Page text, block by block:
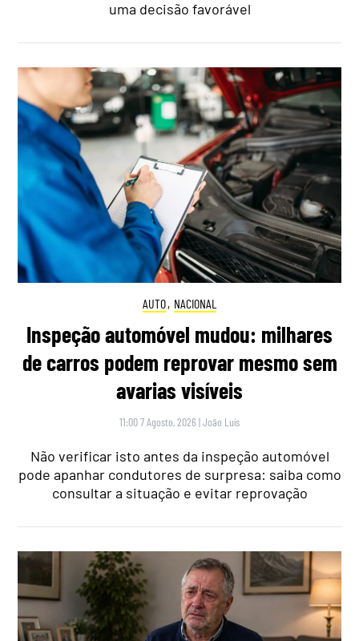
uma decisão favorável
AUTO, NACIONAL
Inspeção automóvel mudou: milhares
de carros podem reprovar mesmo sem
avarias visíveis
11:00 7 Agosto, 2026 |João Luís
Não verificar isto antes da inspeção automóvel
pode apanhar condutores de surpresa: saiba como
consultar a situação e evitar reprovação